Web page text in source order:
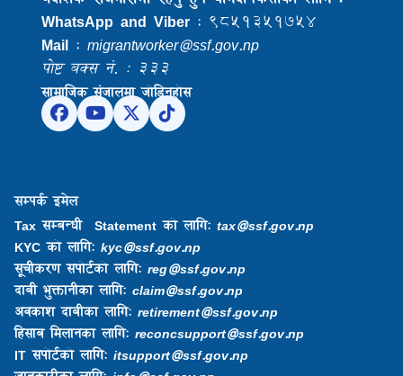
WhatsApp and Viber : ९८५१३५१७५४
Mail : migrantworker@ssf.gov.np
पोष्ट बक्स नं. : ३३३
सामाजिक संजालमा जोडिनुहोस
सम्पर्क इमेल
Tax सम्बन्धी Statement को लागि: tax@ssf.gov.np
KYC को लागि: kyc@ssf.gov.np
सूचीकरण सपोर्टको लागि: reg@ssf.gov.np
दाबी भुक्तानीका लागि: claim@ssf.gov.np
अवकाश दाबीका लागि: retirement@ssf.gov.np
हिसाब मिलानका लागि: reconcsupport@ssf.gov.np
IT सपोर्टको लागि: itsupport@ssf.gov.np